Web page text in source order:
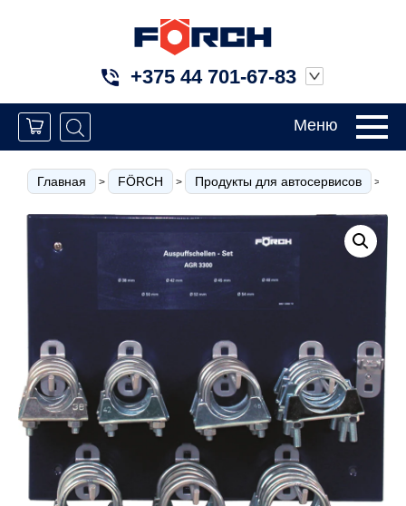
+375 44 701-67-83
Меню
Главная > FÖRCH > Продукты для автосервисов >